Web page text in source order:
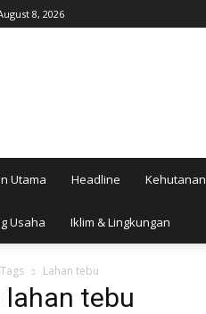
8, 2026
Utama Headline Kehutanan
Usaha Iklim & Lingkungan
Tags Lahan tebu
lahan tebu